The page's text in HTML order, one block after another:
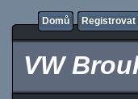
Domů Registrovat
VW